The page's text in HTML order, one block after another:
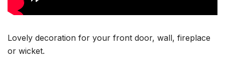
Lovely decoration for your front door, wall, fireplace
or wicket.